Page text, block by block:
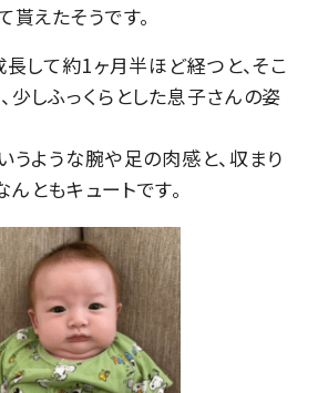
貰えたそうです。
長して約1ヶ月半ほど経つと、そこ
少しふっくらとした息子さんの姿
うような腕や足の肉感と、収まり
ともキュートです。